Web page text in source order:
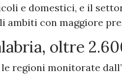
e domestici, e il
ambiti con maggiore
oltre
regioni monitorate